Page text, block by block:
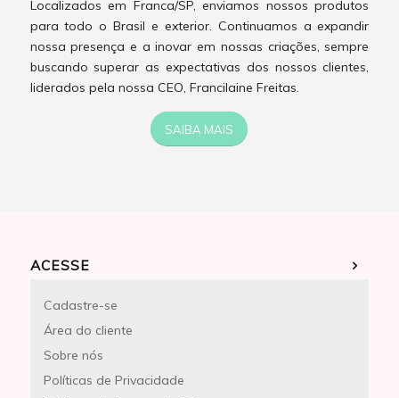
Localizados em Franca/SP, enviamos nossos produtos
para todo o Brasil e exterior. Continuamos a expandir
nossa presença e a inovar em nossas criações, sempre
buscando superar as expectativas dos nossos clientes,
liderados pela nossa CEO, Francilaine Freitas.
SAIBA MAIS
ACESSE
Cadastre-se
Área do cliente
Sobre nós
Políticas de Privacidade